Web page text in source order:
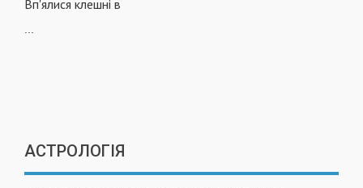
Вп'ялися клешні в
АСТРОЛОГІЯ